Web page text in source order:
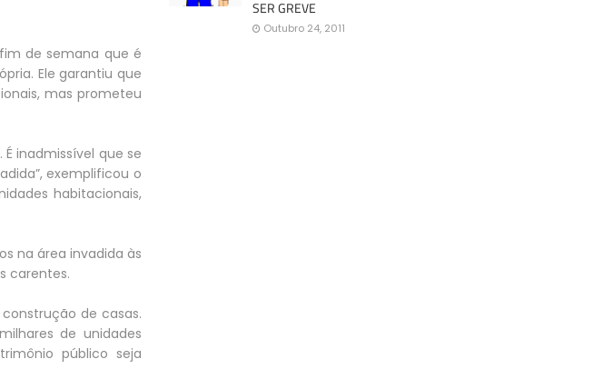
de semana que é
Ele garantiu que
mas prometeu
inadmissível que se
exemplificou o
habitacionais,
na área invadida às
carentes.
de casas.
de unidades
público seja
SER GREVE
Outubro 24, 2011